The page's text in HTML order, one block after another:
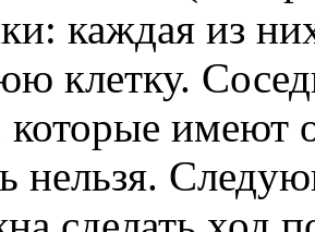
каждая из
клетку.
которые имеют
нельзя.